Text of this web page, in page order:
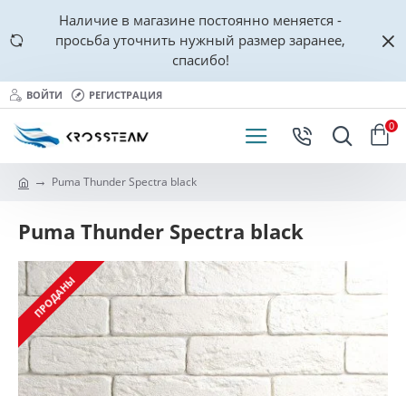
Наличие в магазине постоянно меняется -
просьба уточнить нужный размер заранее,
спасибо!
ВОЙТИ РЕГИСТРАЦИЯ
0
Puma Thunder Spectra black
Puma Thunder Spectra black
ПРОДАНЫ